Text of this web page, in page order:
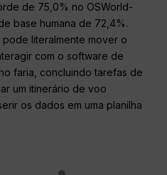
de 75,0% no OSWorld-
base humana de 72,4%.
literalmente mover o
com o software de
faria, concluindo tarefas de
um itinerário de voo
os dados em uma planilha